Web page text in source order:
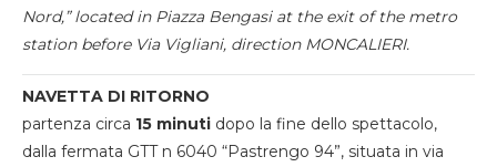
Nord,” located in Piazza Bengasi at the exit of the metro
station before Via Vigliani, direction MONCALIERI.
NAVETTA DI RITORNO
partenza circa 15 minuti dopo la fine dello spettacolo,
dalla fermata GTT n 6040 “Pastrengo 94”, situata in via